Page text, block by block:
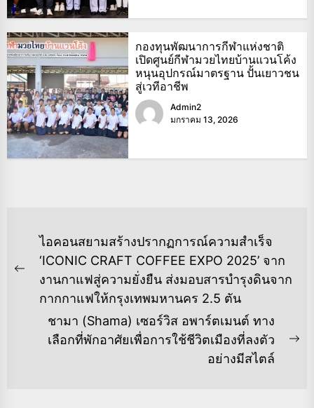
กองทุนพัฒนาการกีฬาแห่งชาติ
เปิดศูนย์กีฬามวยไทยบ้านแวนโค้ง
หนุนอุปกรณ์มาตรฐาน ปั้นเยาวชน
สู่เวทีอาชีพ
Admin2
มกราคม 13, 2026
แนะแนว
เรื่อง
Previous
post:
ไอคอนสยามสร้างปรากฏการณ์ความสำเร็จ
‘ICONIC CRAFT COFFEE EXPO 2025’ จาก
งานกาแฟสู่ความยั่งยืน ส่งมอบสารบำรุงดินจาก
กากกาแฟให้กรุงเทพมหานคร 2.5 ตัน
ชามา (Shama) เซอร์วิส อพาร์ตเมนต์ ทาง
เลือกที่พักอาศัยเพื่อการใช้ชีวิตเมืองที่ลงตัว
อย่างมีสไตล์